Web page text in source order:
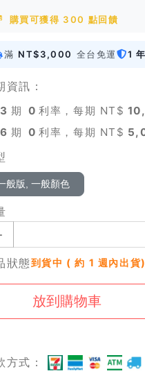
購買可獲得 300 點回饋
滿 NT$3,000 全台免運 1
資訊：
3 期 0 利率，每期 NT$
6 期 0 利率，每期 NT$
般版, 一般顏色
狀態到貨中 ( 約 1 週內出貨)
方式：